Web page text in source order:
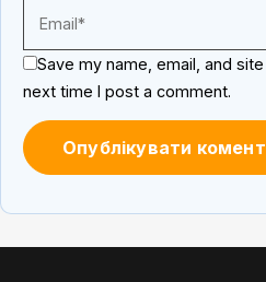
Save my name, email, and
next time I post a comment.